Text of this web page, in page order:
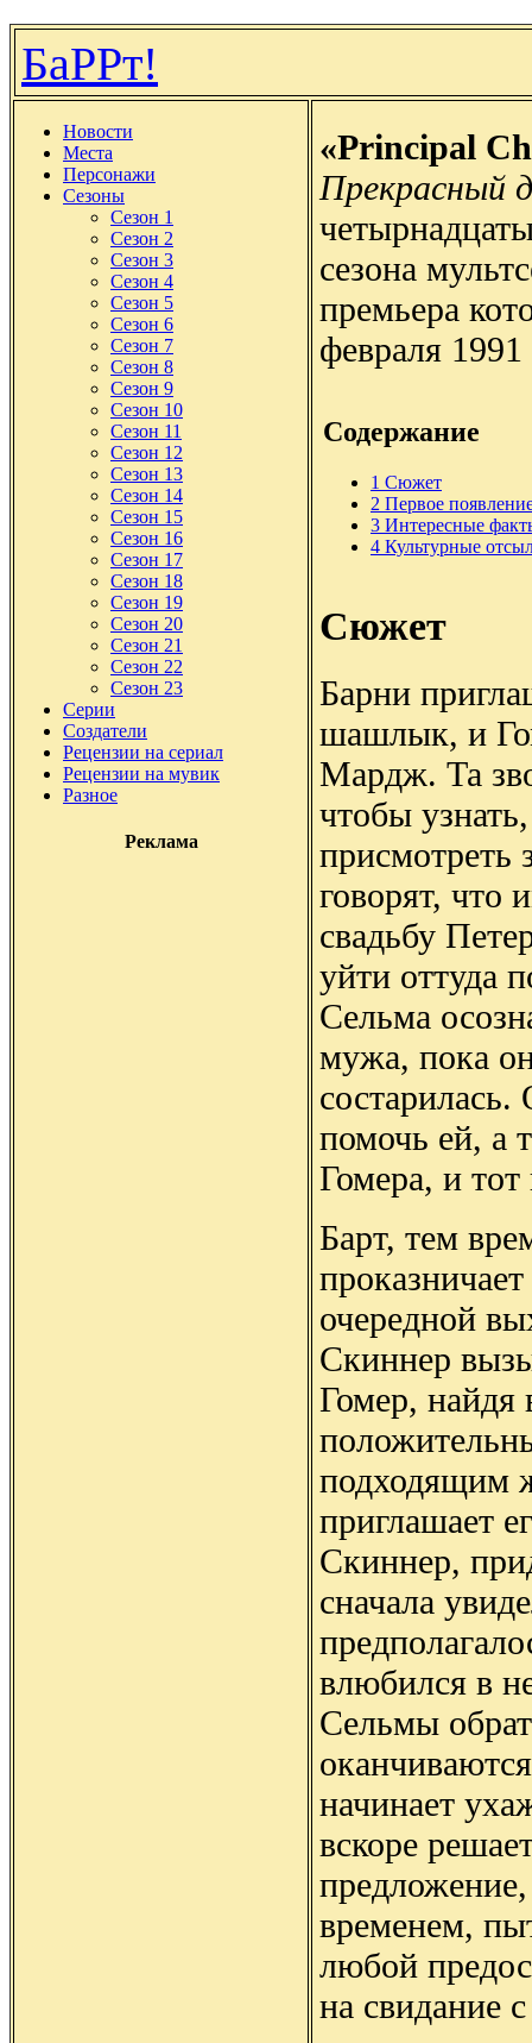
БаРРт!
Новости
Места
Персонажи
Сезоны
Сезон 1
Сезон 2
Сезон 3
Сезон 4
Сезон 5
Сезон 6
Сезон 7
Сезон 8
Сезон 9
Сезон 10
Сезон 11
Сезон 12
Сезон 13
Сезон 14
Сезон 15
Сезон 16
Сезон 17
Сезон 18
Сезон 19
Сезон 20
Сезон 21
Сезон 22
Сезон 23
Серии
Создатели
Рецензии на сериал
Рецензии на мувик
Разное
Реклама
«Principal
Прекрасный
сезона
премьера
февраля 1991
Содержание
1 Сюжет
2 Первое
3 Интересные
4 Культурные
Сюжет
Барни
шашлык, и
Мардж. Та
чтобы
присмотреть
говорят, что
свадьбу
уйти оттуда
Сельма
мужа, пока
помочь ей, а
Гомера, и
Барт, тем
очередной
Скиннер
Гомер, найдя
подходящим
приглашает
Скиннер,
сначала
влюбился в
Сельмы
начинает
вскоре
временем,
любой
на свидание